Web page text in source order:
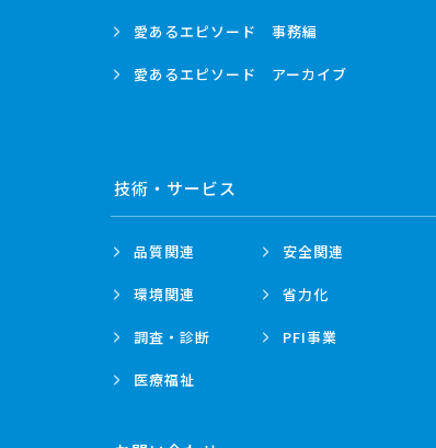
愛あるエピソード 事務編
愛あるエピソード アーカイブ
技術・ サービス
品質関連 安全関連
環境関連 省力化
調査・診断 PFI事業
医療福祉